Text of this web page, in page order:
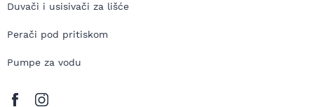
Duvači i usisivači za lišće
Perači pod pritiskom
Pumpe za vodu